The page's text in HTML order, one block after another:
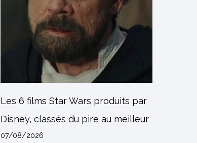
Les 6 films Star Wars produits par
Disney, classés du pire au meilleur
07/08/2026